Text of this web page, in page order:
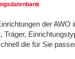
der AWO
Träger,
die für Sie